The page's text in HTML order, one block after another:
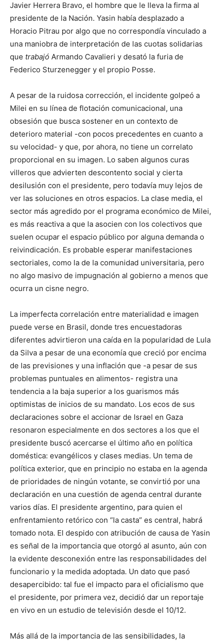
Javier Herrera Bravo, el hombre que le lleva la firma al
presidente de la Nación. Yasin había desplazado a
Horacio Pitrau por algo que no correspondía vinculado a
una maniobra de interpretación de las cuotas solidarias
que trabajó Armando Cavalieri y desató la furia de
Federico Sturzenegger y el propio Posse.
A pesar de la ruidosa corrección, el incidente golpeó a
Milei en su línea de flotación comunicacional, una
obsesión que busca sostener en un contexto de
deterioro material -con pocos precedentes en cuanto a
su velocidad- y que, por ahora, no tiene un correlato
proporcional en su imagen. Lo saben algunos curas
villeros que advierten descontento social y cierta
desilusión con el presidente, pero todavía muy lejos de
ver las soluciones en otros espacios. La clase media, el
sector más agredido por el programa económico de Milei,
es más reactiva a que la asocien con los colectivos que
suelen ocupar el espacio público por alguna demanda o
reivindicación. Es probable esperar manifestaciones
sectoriales, como la de la comunidad universitaria, pero
no algo masivo de impugnación al gobierno a menos que
ocurra un cisne negro.
La imperfecta correlación entre materialidad e imagen
puede verse en Brasil, donde tres encuestadoras
diferentes advirtieron una caída en la popularidad de Lula
da Silva a pesar de una economía que creció por encima
de las previsiones y una inflación que -a pesar de sus
problemas puntuales en alimentos- registra una
tendencia a la baja superior a los guarismos más
optimistas de inicios de su mandato. Los ecos de sus
declaraciones sobre el accionar de Israel en Gaza
resonaron especialmente en dos sectores a los que el
presidente buscó acercarse el último año en política
doméstica: evangélicos y clases medias. Un tema de
política exterior, que en principio no estaba en la agenda
de prioridades de ningún votante, se convirtió por una
declaración en una cuestión de agenda central durante
varios días. El presidente argentino, para quien el
enfrentamiento retórico con “la casta” es central, habrá
tomado nota. El despido con atribución de causa de Yasin
es señal de la importancia que otorgó al asunto, aún con
la evidente desconexión entre las responsabilidades del
funcionario y la medida adoptada. Un dato que pasó
desapercibido: tal fue el impacto para el oficialismo que
el presidente, por primera vez, decidió dar un reportaje
en vivo en un estudio de televisión desde el 10/12.
Más allá de la importancia de las sensibilidades, la